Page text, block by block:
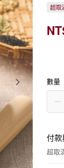
超取
數量
付
超取